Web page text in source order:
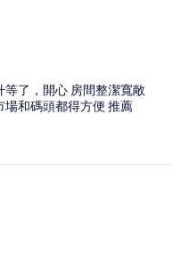
了，開心 房間整潔寬敞
和碼頭都得方便 推薦